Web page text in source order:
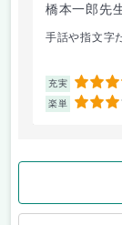
橋本一郎先
手話や指文字
充実 4.5
楽単 3